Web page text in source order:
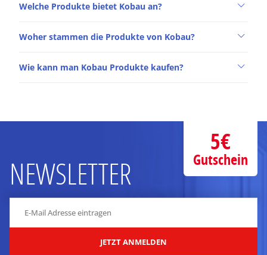
Welche Produkte bietet Kobau an?
Woher stammen die Produkte von Kobau?
Wie kann man Kobau Produkte kaufen?
NEWSLETTER
JETZT ANMELDEN
5€
Gutschein